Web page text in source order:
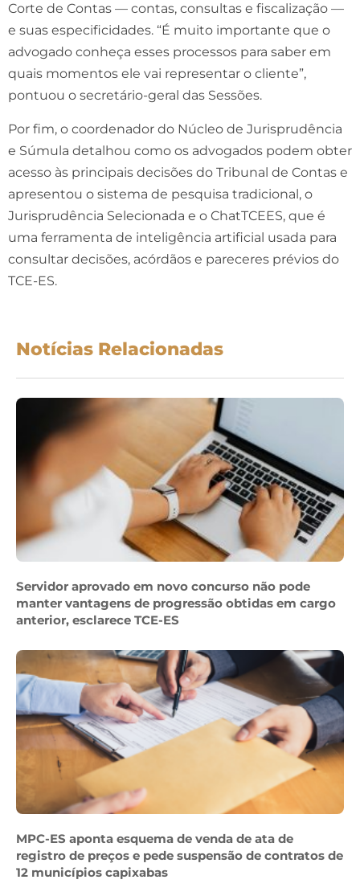
Corte de Contas — contas, consultas e fiscalização —
e suas especificidades. “É muito importante que o
advogado conheça esses processos para saber em
quais momentos ele vai representar o cliente”,
pontuou o secretário-geral das Sessões.
Por fim, o coordenador do Núcleo de Jurisprudência
e Súmula detalhou como os advogados podem obter
acesso às principais decisões do Tribunal de Contas e
apresentou o sistema de pesquisa tradicional, o
Jurisprudência Selecionada e o ChatTCEES, que é
uma ferramenta de inteligência artificial usada para
consultar decisões, acórdãos e pareceres prévios do
TCE-ES.
Notícias Relacionadas
Servidor aprovado em novo concurso não pode
manter vantagens de progressão obtidas em cargo
anterior, esclarece TCE-ES
MPC-ES aponta esquema de venda de ata de
registro de preços e pede suspensão de contratos de
12 municípios capixabas